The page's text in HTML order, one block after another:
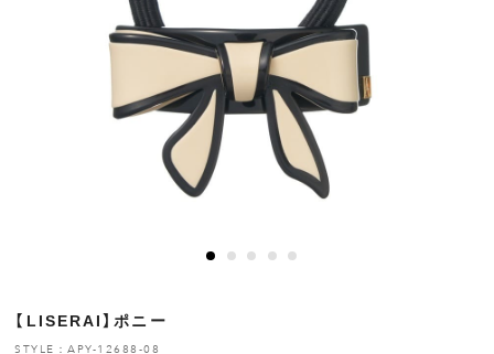
ヘアアレンジ動画
クラフトマンシップ
お修理について
【LISERAI】ポニー
STYLE：APY-12688-08